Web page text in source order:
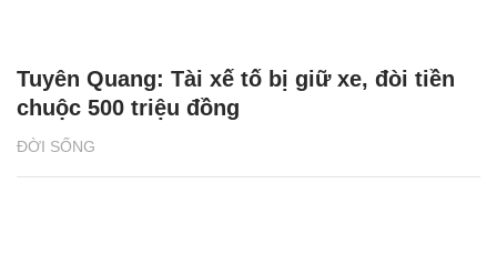
ĐỜI SỐNG
Tuyên Quang: Tài xế tố bị giữ xe, đòi tiền
chuộc 500 triệu đồng